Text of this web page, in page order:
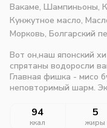
Вакаме, Шампиньоны,
Кунжутное масло,
Морковь, Болгарский
Вот он,наш японский
спрятаны водоросли
Главная фишка - мисо
неповторимый шарм.
94
ккал
5
жиры